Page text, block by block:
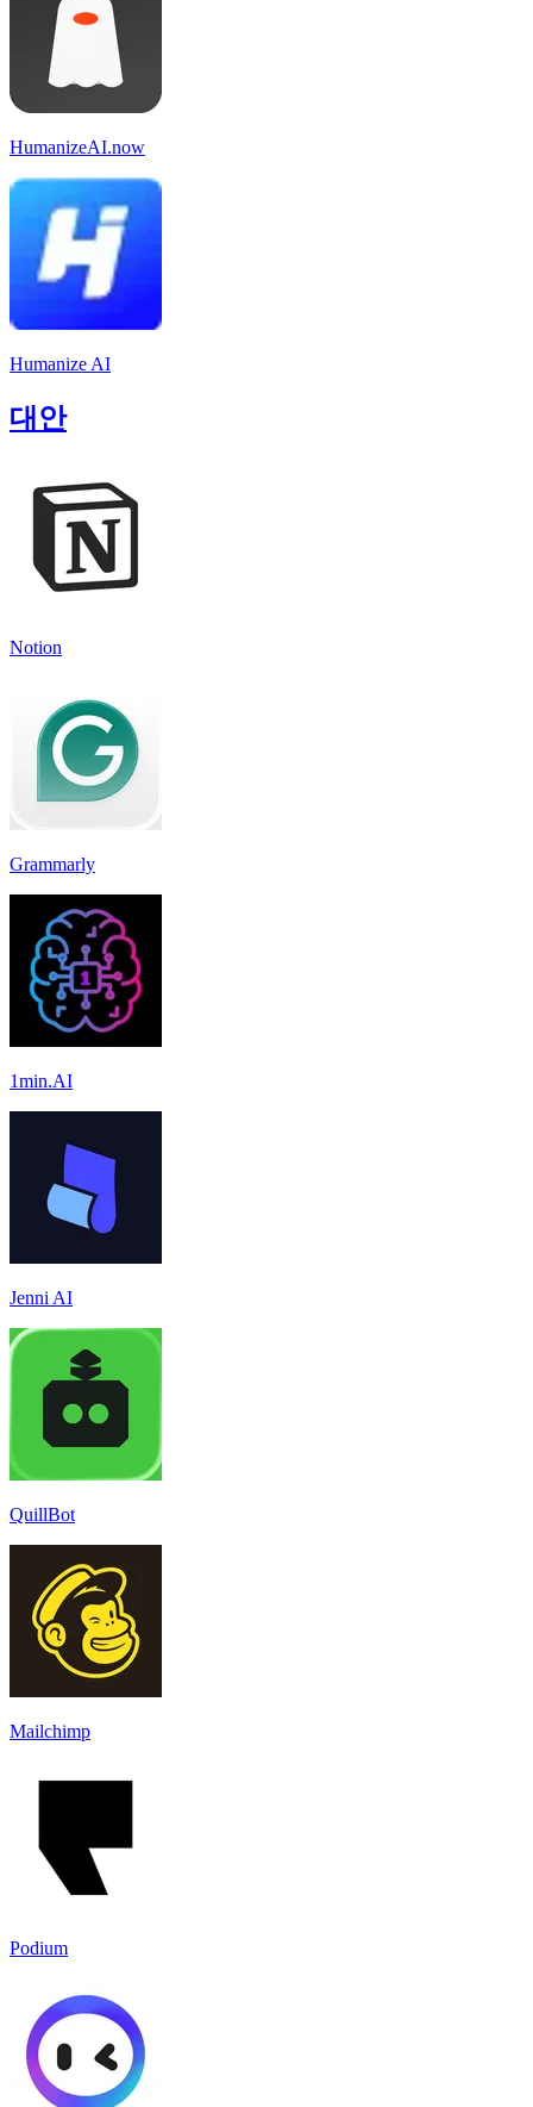
HumanizeAI.now
Humanize AI
대안
Notion
Grammarly
1min.AI
Jenni AI
QuillBot
Mailchimp
Podium